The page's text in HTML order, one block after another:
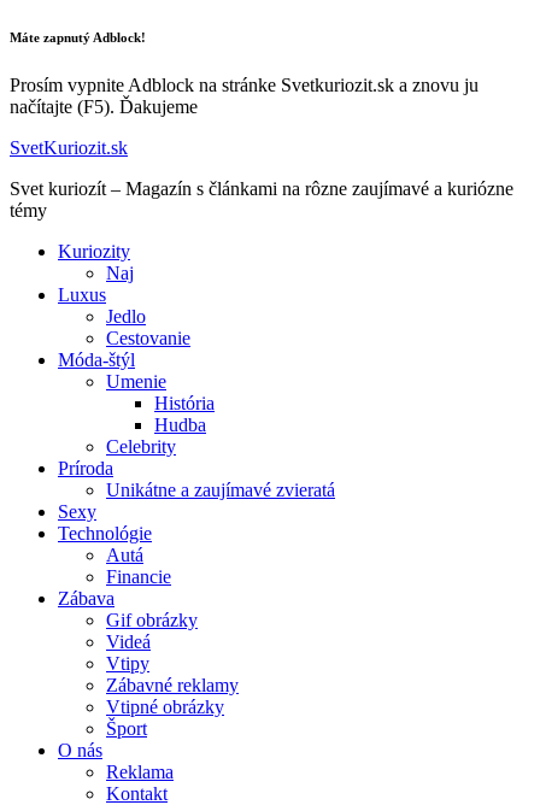
Máte zapnutý Adblock!
Prosím vypnite Adblock na stránke Svetkuriozit.sk a znovu ju
načítajte (F5). Ďakujeme
SvetKuriozit.sk
Svet kuriozít – Magazín s článkami na rôzne zaujímavé a kuriózne
témy
Kuriozity
Naj
Luxus
Jedlo
Cestovanie
Móda-štýl
Umenie
História
Hudba
Celebrity
Príroda
Unikátne a zaujímavé zvieratá
Sexy
Technológie
Autá
Financie
Zábava
Gif obrázky
Videá
Vtipy
Zábavné reklamy
Vtipné obrázky
Šport
O nás
Reklama
Kontakt